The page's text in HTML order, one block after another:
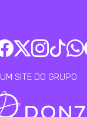
UM SITE DO GRUPO